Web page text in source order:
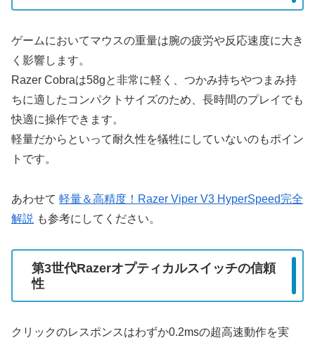
ゲームにおいてマウスの重量は腕の疲労や反応速度に大き
く影響します。
Razer Cobraは58gと非常に軽く、つかみ持ちやつまみ持
ちに適したコンパクトサイズのため、長時間のプレイでも
快適に操作できます。
軽量だからといって耐久性を犠牲にしていないのもポイン
トです。
あわせて 軽量＆高精度！Razer Viper V3 HyperSpeed完全
解説 も参考にしてください。
第3世代Razerオプティカルスイッチの信頼
性
クリックのレスポンスはわずか0.2msの超高速動作を実